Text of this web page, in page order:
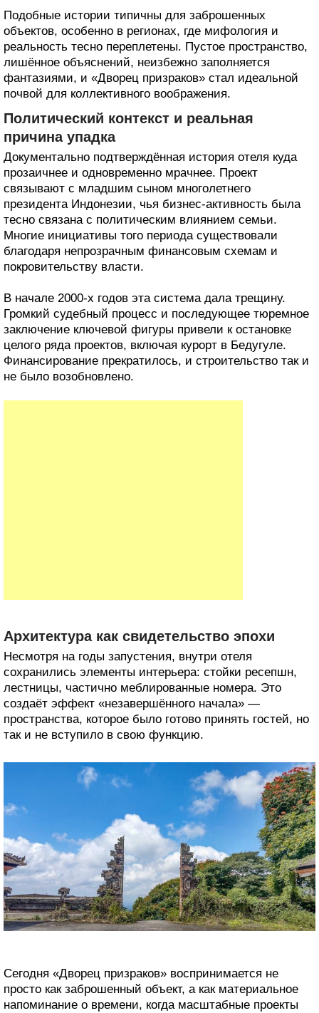
Подобные истории типичны для заброшенных
объектов, особенно в регионах, где мифология и
реальность тесно переплетены. Пустое пространство,
лишённое объяснений, неизбежно заполняется
фантазиями, и «Дворец призраков» стал идеальной
почвой для коллективного воображения.
Политический контекст и реальная
причина упадка
Документально подтверждённая история отеля куда
прозаичнее и одновременно мрачнее. Проект
связывают с младшим сыном многолетнего
президента Индонезии, чья бизнес-активность была
тесно связана с политическим влиянием семьи.
Многие инициативы того периода существовали
благодаря непрозрачным финансовым схемам и
покровительству власти.
В начале 2000-х годов эта система дала трещину.
Громкий судебный процесс и последующее тюремное
заключение ключевой фигуры привели к остановке
целого ряда проектов, включая курорт в Бедугуле.
Финансирование прекратилось, и строительство так и
не было возобновлено.
Архитектура как свидетельство эпохи
Несмотря на годы запустения, внутри отеля
сохранились элементы интерьера: стойки ресепшн,
лестницы, частично меблированные номера. Это
создаёт эффект «незавершённого начала» —
пространства, которое было готово принять гостей, но
так и не вступило в свою функцию.
Сегодня «Дворец призраков» воспринимается не
просто как заброшенный объект, а как материальное
напоминание о времени, когда масштабные проекты